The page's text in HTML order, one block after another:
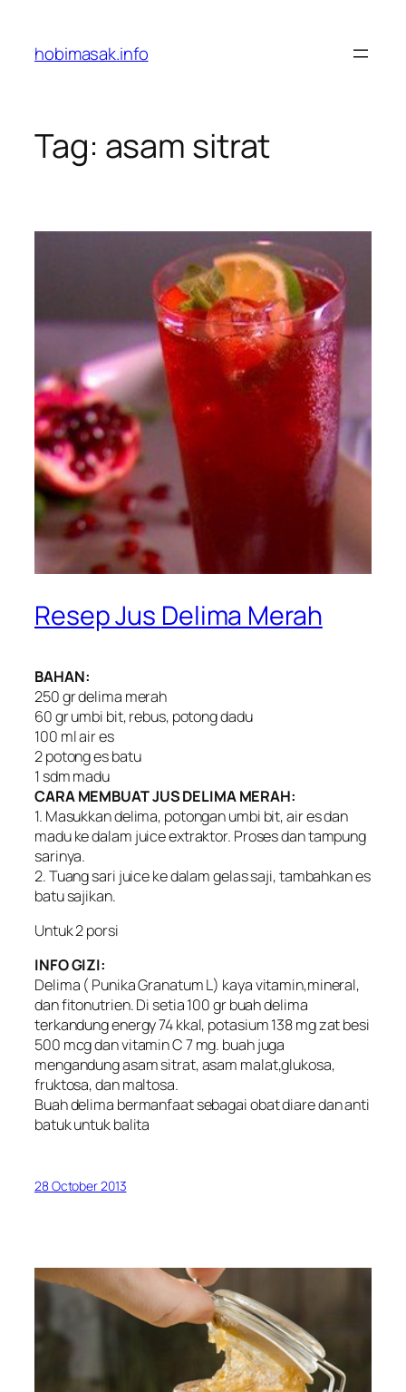
content
hobimasak.info
Tag: asam sitrat
Resep Jus Delima Merah
BAHAN:
250 gr delima merah
60 gr umbi bit, rebus, potong dadu
100 ml air es
2 potong es batu
1 sdm madu
CARA MEMBUAT JUS DELIMA MERAH:
1. Masukkan delima, potongan umbi bit, air es dan
madu ke dalam juice extraktor. Proses dan tampung
sarinya.
2. Tuang sari juice ke dalam gelas saji, tambahkan es
batu sajikan.
Untuk 2 porsi
INFO GIZI:
Delima ( Punika Granatum L) kaya vitamin,mineral,
dan fitonutrien. Di setia 100 gr buah delima
terkandung energy 74 kkal, potasium 138 mg zat besi
500 mcg dan vitamin C 7 mg. buah juga
mengandung asam sitrat, asam malat,glukosa,
fruktosa, dan maltosa.
Buah delima bermanfaat sebagai obat diare dan anti
batuk untuk balita
28 October 2013